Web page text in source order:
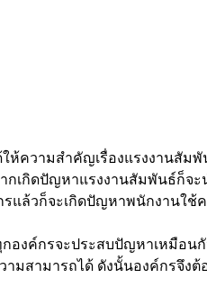
ห้ความสำคัญเรื่องแรงงานสั
เกิดปัญหาแรงงานสัมพันธ์ก็จะ
แล้วก็จะเกิดปัญหาพนักงานใ
องค์กรจะประสบปัญหาเหมือ
มสามารถได้ ดังนั้นองค์กรจึง